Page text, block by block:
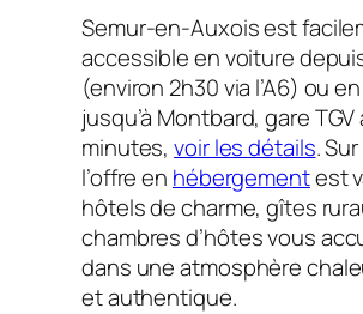
Semur-en-Auxois est
accessible en voiture
(environ 2h30 via l’A6) ou
jusqu’à Montbard, gare TGV
minutes,voir les détails.
l’offre en hébergementest
hôtels de charme, gîtes
chambres d’hôtes vous
dans une atmosphère
et authentique.